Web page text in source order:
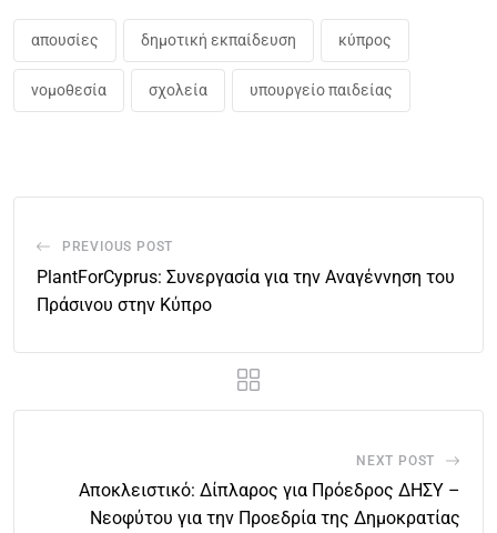
απουσίες δημοτική εκπαίδευση κύπρος
νομοθεσία σχολεία υπουργείο παιδείας
PREVIOUS POST
PlantForCyprus: Συνεργασία για την Αναγέννηση του
Πράσινου στην Κύπρο
NEXT POST
Αποκλειστικό: Δίπλαρος για Πρόεδρος ΔΗΣΥ –
Νεοφύτου για την Προεδρία της Δημοκρατίας